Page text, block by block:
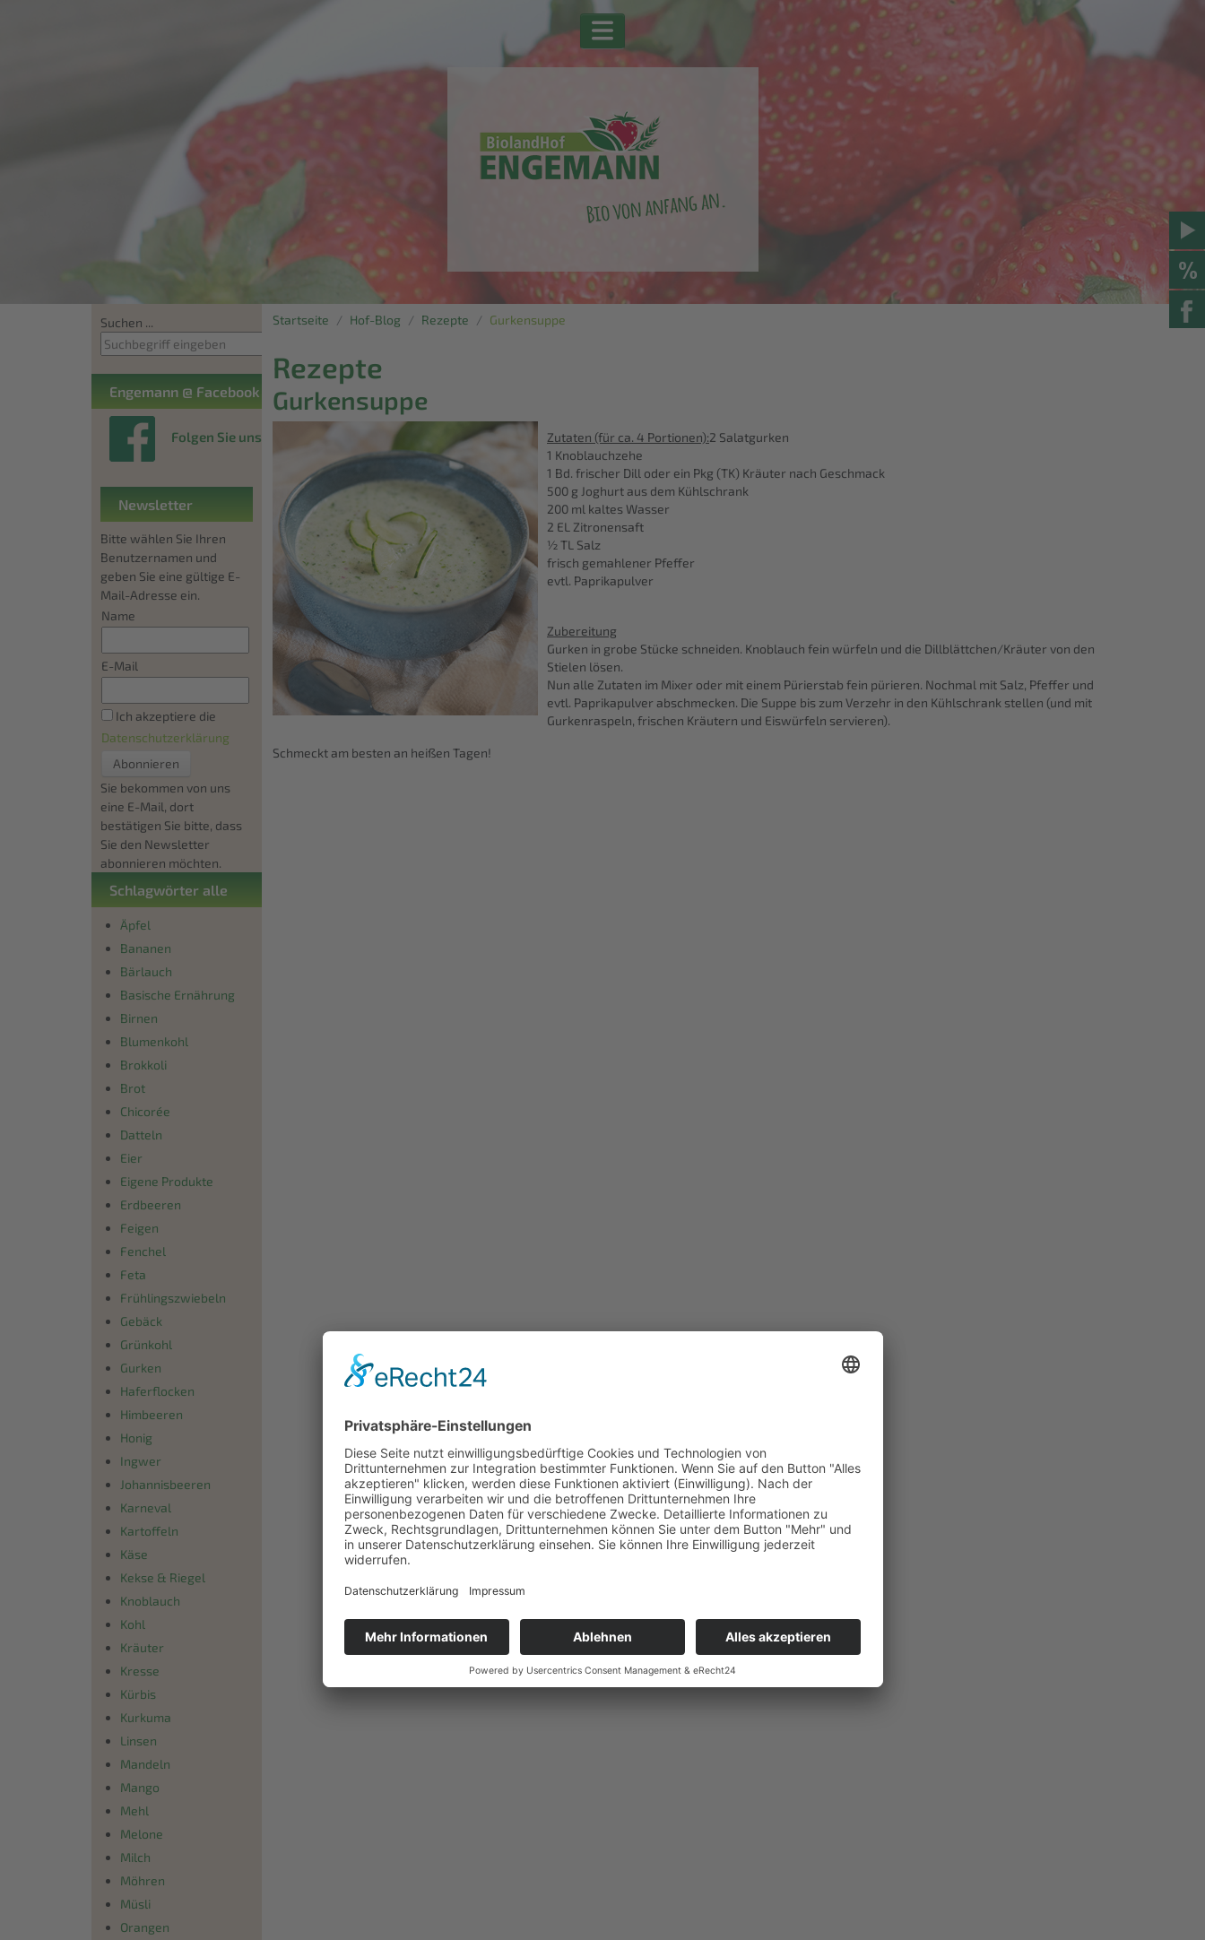
Suchen ...
Engemann @ Facebook
Folgen Sie uns
Newsletter
Bitte wählen Sie Ihren
Benutzernamen und
geben Sie eine gültige E-
Mail-Adresse ein.
Name
E-Mail
Ich akzeptiere die
Datenschutzerklärung
Sie bekommen von uns
eine E-Mail, dort
bestätigen Sie bitte, dass
Sie den Newsletter
abonnieren möchten.
Schlagwörter alle
Äpfel
Bananen
Bärlauch
Basische Ernährung
Birnen
Blumenkohl
Brokkoli
Brot
Chicorée
Datteln
Eier
Eigene Produkte
Erdbeeren
Feigen
Fenchel
Feta
Frühlingszwiebeln
Gebäck
Grünkohl
Gurken
Haferflocken
Himbeeren
Honig
Ingwer
Johannisbeeren
Karneval
Kartoffeln
Käse
Kekse & Riegel
Knoblauch
Kohl
Kräuter
Kresse
Kürbis
Kurkuma
Linsen
Mandeln
Mango
Mehl
Melone
Milch
Möhren
Müsli
Orangen
Startseite Hof-Blog Rezepte Gurkensuppe
Rezepte
Gurkensuppe
Zutaten (für ca. 4 Portionen):2 Salatgurken
1 Knoblauchzehe
1 Bd. frischer Dill oder ein Pkg (TK) Kräuter nach Geschmack
500 g Joghurt aus dem Kühlschrank
200 ml kaltes Wasser
2 EL Zitronensaft
½ TL Salz
frisch gemahlener Pfeffer
evtl. Paprikapulver
Zubereitung
Gurken in grobe Stücke schneiden. Knoblauch fein würfeln und die Dillblättchen/Kräuter von den
Stielen lösen.
Nun alle Zutaten im Mixer oder mit einem Pürierstab fein pürieren. Nochmal mit Salz, Pfeffer und
evtl. Paprikapulver abschmecken. Die Suppe bis zum Verzehr in den Kühlschrank stellen (und mit
Gurkenraspeln, frischen Kräutern und Eiswürfeln servieren).
Schmeckt am besten an heißen Tagen!